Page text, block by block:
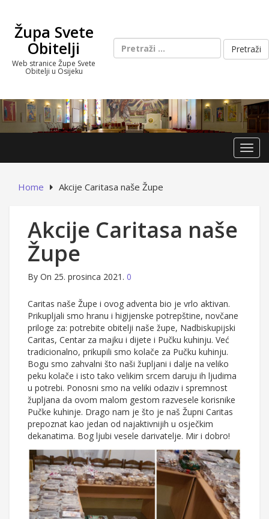
contentŽupa Svete
Obitelji
Web stranice Župe Svete
Obitelji u Osijeku
Pretraži:
Home Akcije Caritasa naše Župe
Akcije Caritasa naše
Župe
By On 25. prosinca 2021. 0
Caritas naše Župe i ovog adventa bio je vrlo aktivan.
Prikupljali smo hranu i higijenske potrepštine, novčane
priloge za: potrebite obitelji naše župe, Nadbiskupijski
Caritas, Centar za majku i dijete i Pučku kuhinju. Već
tradicionalno, prikupili smo kolače za Pučku kuhinju.
Bogu smo zahvalni što naši župljani i dalje na veliko
peku kolače i isto tako velikim srcem daruju ih ljudima
u potrebi. Ponosni smo na veliki odaziv i spremnost
župljana da ovom malom gestom razvesele korisnike
Pučke kuhinje. Drago nam je što je naš Župni Caritas
prepoznat kao jedan od najaktivnijih u osječkim
dekanatima. Bog ljubi vesele darivatelje. Mir i dobro!